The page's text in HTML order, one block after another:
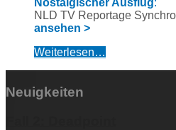
Nostalgischer Ausflug:
NLD TV Reportage
ansehen >
Weiterlesen…
Neuigkeiten